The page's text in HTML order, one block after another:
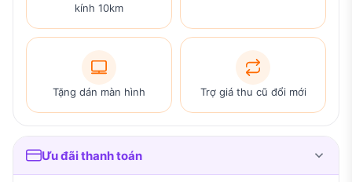
kính 10km
Tặng dán màn hình Trợ giá thu cũ đổi mới
Ưu đãi thanh toán